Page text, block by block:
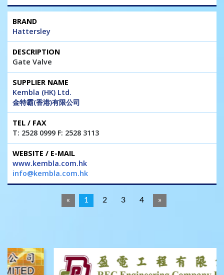
Hattersley
Gate Valve
Kembla (HK) Ltd.
金特霸(香港)有限公司
T: 2528 0999 F: 2528 3113
www.kembla.com.hk
info@kembla.com.hk
« 1 2 3 4 »